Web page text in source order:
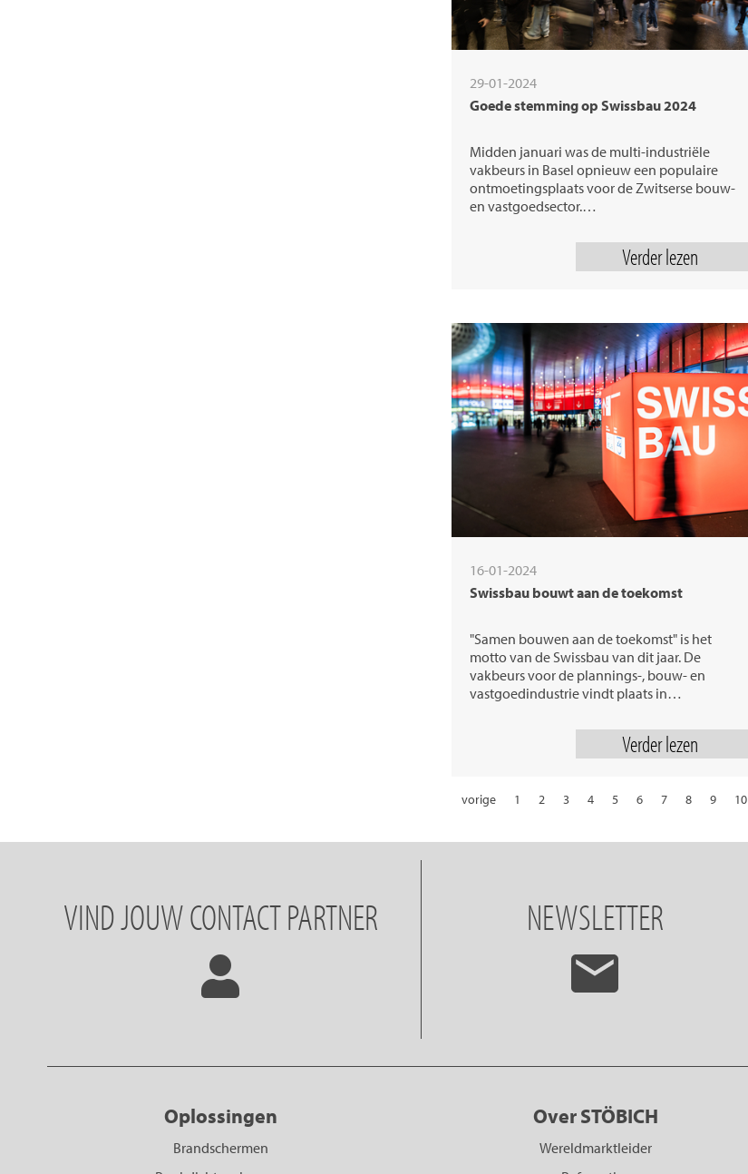
29-01-2024
Goede stemming op Swissbau 2024
Midden januari was de multi-industriële
vakbeurs in Basel opnieuw een populaire
ontmoetingsplaats voor de Zwitserse bouw-
en vastgoedsector.…
Verder lezen
16-01-2024
Swissbau bouwt aan de toekomst
"Samen bouwen aan de toekomst" is het
motto van de Swissbau van dit jaar. De
vakbeurs voor de plannings-, bouw- en
vastgoedindustrie vindt plaats in…
Verder lezen
vorige 1 2 3 4 5 6 7 8 9 10
VIND JOUW CONTACT PARTNER NEWSLETTER
Oplossingen
Brandschermen
Over STÖBICH
Wereldmarktleider